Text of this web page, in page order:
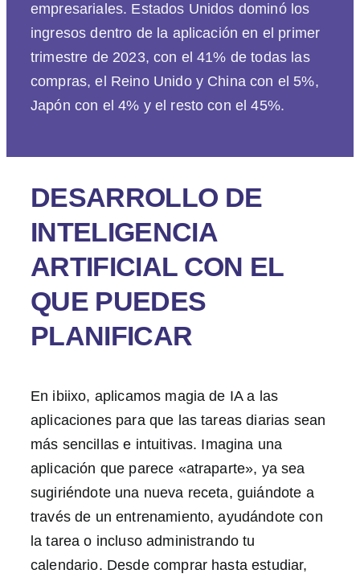
empresariales. Estados Unidos dominó los
ingresos dentro de la aplicación en el primer
trimestre de 2023, con el 41% de todas las
compras, el Reino Unido y China con el 5%,
Japón con el 4% y el resto con el 45%.
DESARROLLO DE
INTELIGENCIA
ARTIFICIAL CON EL
QUE PUEDES
PLANIFICAR
En ibiixo, aplicamos magia de IA a las
aplicaciones para que las tareas diarias sean
más sencillas e intuitivas. Imagina una
aplicación que parece «atraparte», ya sea
sugiriéndote una nueva receta, guiándote a
través de un entrenamiento, ayudándote con
la tarea o incluso administrando tu
calendario. Desde comprar hasta estudiar,